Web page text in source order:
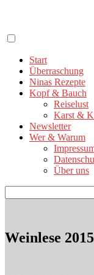
springen
Start
Überraschung
Ninas Rezepte
Kopf & Bauch
Reiselust
Karst &
Newsletter
Wer & Warum
Über uns
nach:
Weinlese